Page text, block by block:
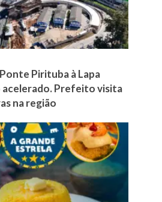
Pirituba à Lapa
acelerado. Prefeito visita
na região